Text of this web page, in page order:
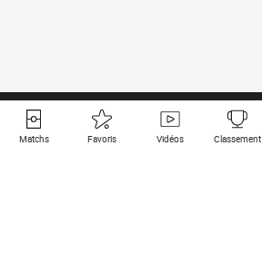
Matchs Favoris Vidéos Classement